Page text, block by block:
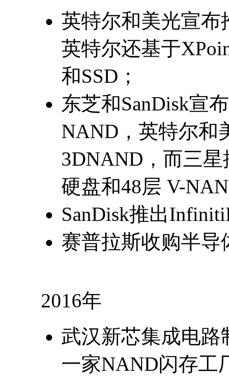
英特尔和美光宣布
英特尔还基于
和SSD；
东芝和SanDisk宣
NAND，英特尔和
3DNAND，而三
硬盘和48层 V-
SanDisk推出
赛普拉斯收购半导
2016年
武汉新芯集成电路
一家NAND闪存工